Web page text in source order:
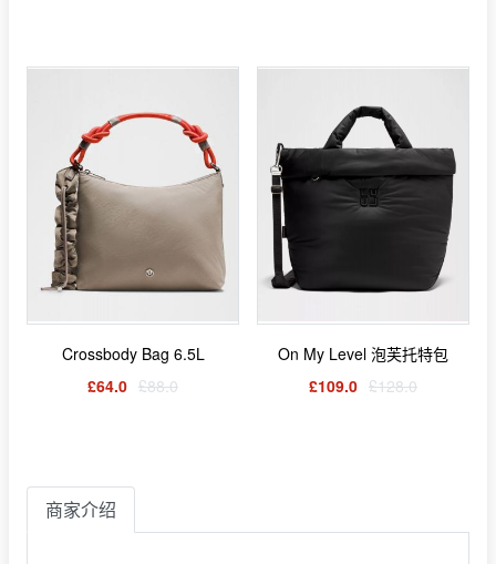
Crossbody Bag 6.5L
£64.0 £88.0
On My Level 泡芙托特包
£109.0 £128.0
商家介绍